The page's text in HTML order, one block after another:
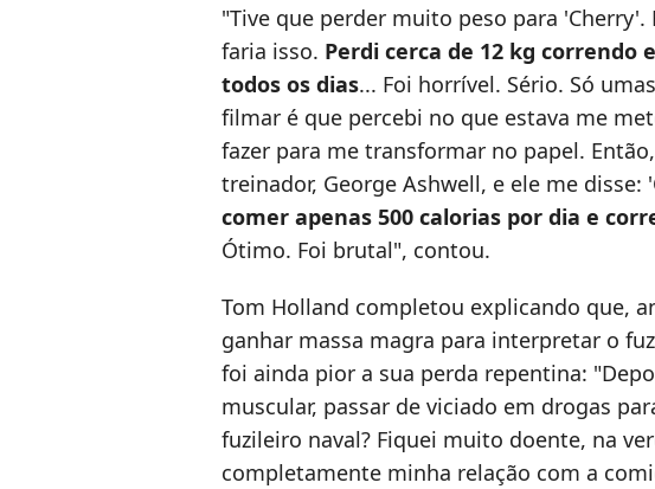
"Tive que perder muito peso para 'Cherry'.
faria isso. Perdi cerca de 12 kg correndo
todos os dias... Foi horrível. Sério. Só
filmar é que percebi no que estava me
fazer para me transformar no papel.
treinador, George Ashwell, e ele me disse:
comer apenas 500 calorias por dia e
Ótimo. Foi brutal", contou.
Tom Holland completou explicando que,
ganhar massa magra para interpretar o
foi ainda pior a sua perda repentina:
muscular, passar de viciado em drogas
fuzileiro naval? Fiquei muito doente, na
completamente minha relação com a